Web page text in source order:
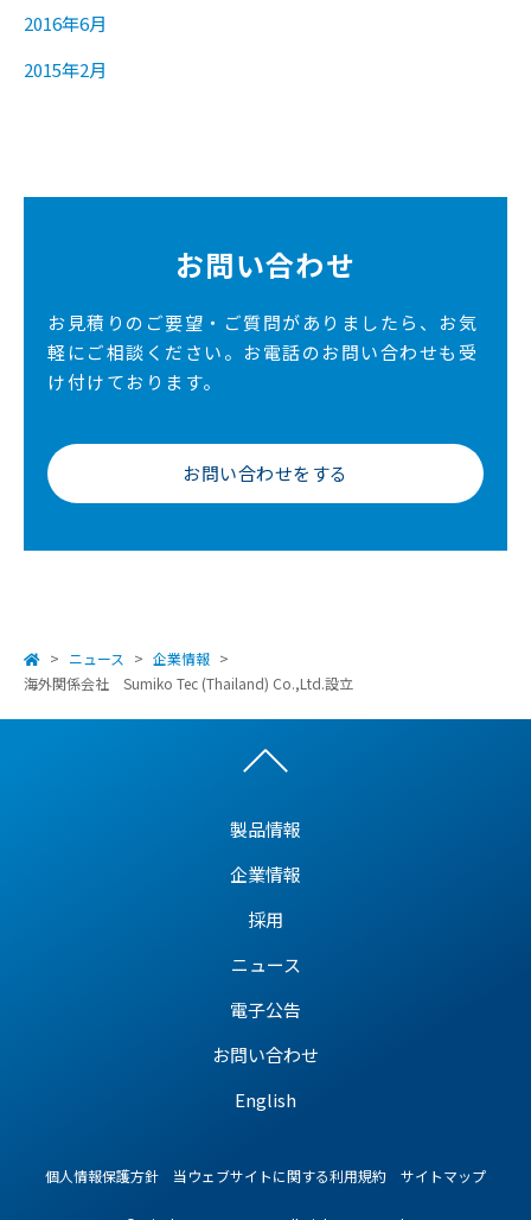
2016年6月
2015年2月
お問い合わせ
お見積りのご要望・ご質問がありましたら、お気
軽にご相談ください。 お電話のお問い合わせも受
け付けております。
お問い合わせをする
ニュース
企業情報
海外関係会社 Sumiko Tec (Thailand) Co.,Ltd.設立
製品情報
企業情報
採用
ニュース
電子公告
お問い合わせ
English
個人情報保護方針 当ウェブサイトに関する利用規約 サイトマップ